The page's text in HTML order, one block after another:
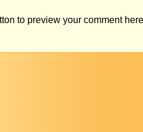
to preview your comment